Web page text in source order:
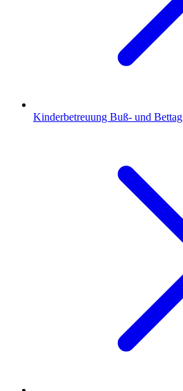
Kinderbetreuung Buß- und Bettag